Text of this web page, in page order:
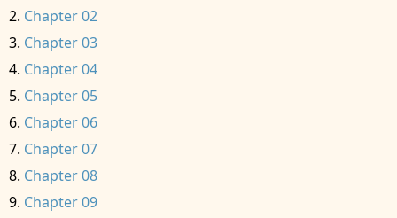
Chapter 02
Chapter 03
Chapter 04
Chapter 05
Chapter 06
Chapter 07
Chapter 08
Chapter 09